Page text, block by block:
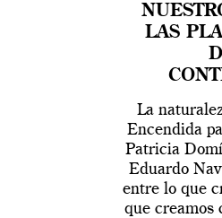
LAS
La
Encendida
Patricia
Eduardo
entre lo que
que creamos